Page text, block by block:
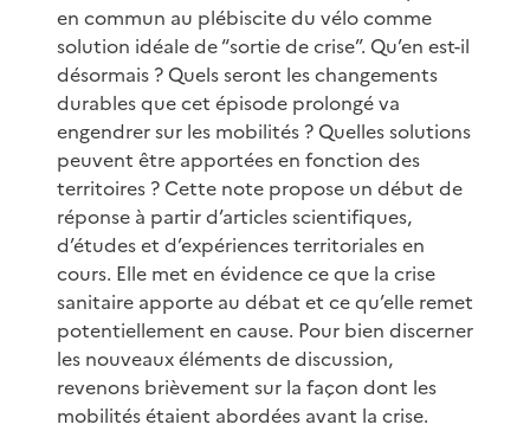
en commun au plébiscite du vélo comme
solution idéale de “sortie de crise”. Qu’en est-il
désormais ? Quels seront les changements
durables que cet épisode prolongé va
engendrer sur les mobilités ? Quelles solutions
peuvent être apportées en fonction des
territoires ? Cette note propose un début de
réponse à partir d’articles scientifiques,
d’études et d’expériences territoriales en
cours. Elle met en évidence ce que la crise
sanitaire apporte au débat et ce qu’elle remet
potentiellement en cause. Pour bien discerner
les nouveaux éléments de discussion,
revenons brièvement sur la façon dont les
mobilités étaient abordées avant la crise.